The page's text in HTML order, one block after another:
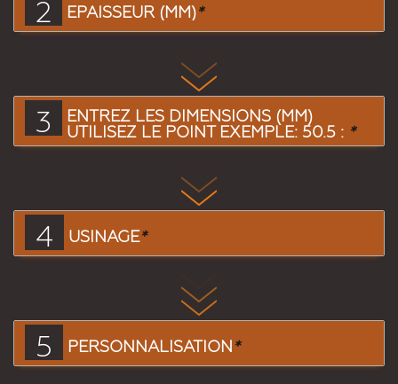
2 EPAISSEUR (MM)*
3
ENTREZ LES DIMENSIONS (MM)
UTILISEZ LE POINT EXEMPLE: 50.5 : *
4 USINAGE*
5 PERSONNALISATION*